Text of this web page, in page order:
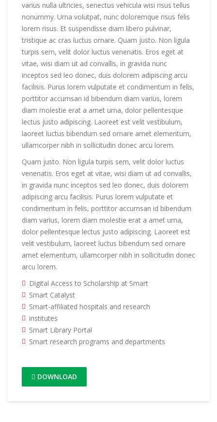
varius nulla ultricies, senectus vehicula wisi risus tellus
nonummy. Urna volutpat, nunc doloremque risus felis
lorem risus. Et suspendisse diam libero pulvinar,
tristique ac cras luctus ornare. Quam justo. Non ligula
turpis sem, velit dolor luctus venenatis. Eros eget at
vitae, wisi diam ut ad convallis, in gravida nunc
inceptos sed leo donec, duis dolorem adipiscing arcu
facilisis. Purus lorem vulputate et condimentum in felis,
porttitor accumsan id bibendum diam varius, lorem
diam molestie erat a amet urna, dolor pellentesque
lectus justo adipiscing. Laoreet est velit vestibulum,
laoreet luctus bibendum sed ornare amet elementum,
ullamcorper nibh in sollicitudin donec arcu lorem.
Quam justo. Non ligula turpis sem, velit dolor luctus
venenatis. Eros eget at vitae, wisi diam ut ad convallis,
in gravida nunc inceptos sed leo donec, duis dolorem
adipiscing arcu facilisis. Purus lorem vulputate et
condimentum in felis, porttitor accumsan id bibendum
diam varius, lorem diam molestie erat a amet urna,
dolor pellentesque lectus justo adipiscing. Laoreet est
velit vestibulum, laoreet luctus bibendum sed ornare
amet elementum, ullamcorper nibh in sollicitudin donec
arcu lorem.
Digital Access to Scholarship at Smart
Smart Catalyst
Smart-affiliated hospitals and research
institutes
Smart Library Portal
Smart research programs and departments
DOWNLOAD